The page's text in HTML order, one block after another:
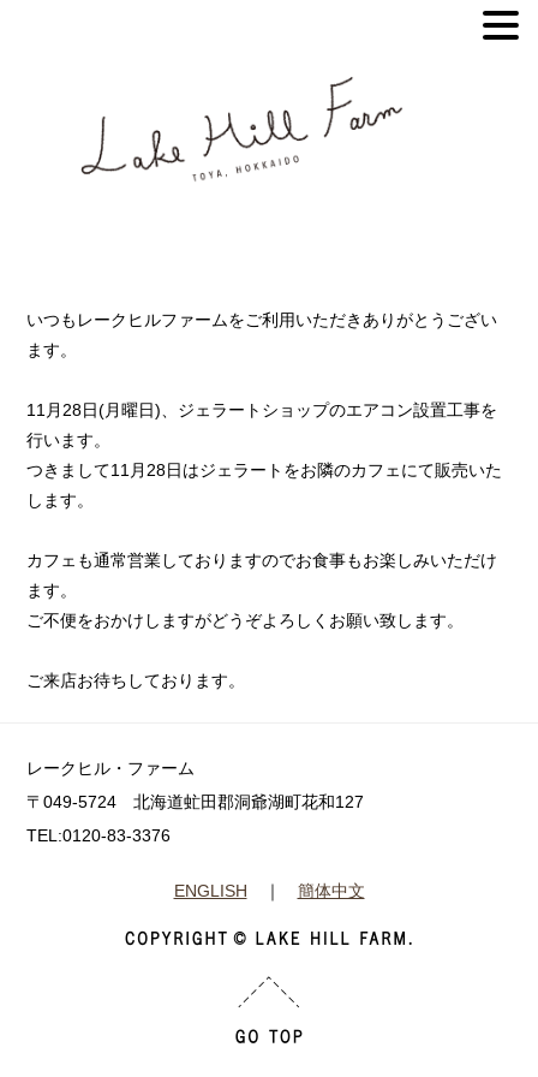
いつもレークヒルファームをご利用いただきありがとうござい
ます。
11月28日(月曜日)、ジェラートショップのエアコン設置工事を
行います。
つきまして11月28日はジェラートをお隣のカフェにて販売いた
します。
カフェも通常営業しておりますのでお食事もお楽しみいただけ
ます。
ご不便をおかけしますがどうぞよろしくお願い致します。
ご来店お待ちしております。
レークヒル・ファーム
〒049-5724 北海道虻田郡洞爺湖町花和127
TEL:0120-83-3376
ENGLISH ｜ 簡体中文